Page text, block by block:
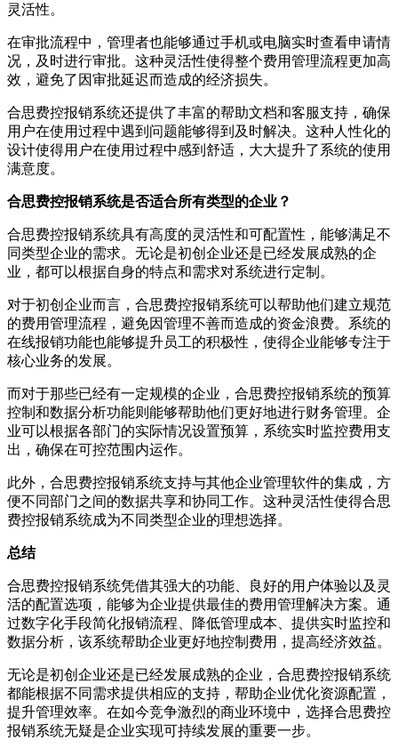
灵活性。
在审批流程中，管理者也能够通过手机或电脑实时查看申请情
况，及时进行审批。这种灵活性使得整个费用管理流程更加高
效，避免了因审批延迟而造成的经济损失。
合思费控报销系统还提供了丰富的帮助文档和客服支持，确保
用户在使用过程中遇到问题能够得到及时解决。这种人性化的
设计使得用户在使用过程中感到舒适，大大提升了系统的使用
满意度。
合思费控报销系统是否适合所有类型的企业？
合思费控报销系统具有高度的灵活性和可配置性，能够满足不
同类型企业的需求。无论是初创企业还是已经发展成熟的企
业，都可以根据自身的特点和需求对系统进行定制。
对于初创企业而言，合思费控报销系统可以帮助他们建立规范
的费用管理流程，避免因管理不善而造成的资金浪费。系统的
在线报销功能也能够提升员工的积极性，使得企业能够专注于
核心业务的发展。
而对于那些已经有一定规模的企业，合思费控报销系统的预算
控制和数据分析功能则能够帮助他们更好地进行财务管理。企
业可以根据各部门的实际情况设置预算，系统实时监控费用支
出，确保在可控范围内运作。
此外，合思费控报销系统支持与其他企业管理软件的集成，方
便不同部门之间的数据共享和协同工作。这种灵活性使得合思
费控报销系统成为不同类型企业的理想选择。
总结
合思费控报销系统凭借其强大的功能、良好的用户体验以及灵
活的配置选项，能够为企业提供最佳的费用管理解决方案。通
过数字化手段简化报销流程、降低管理成本、提供实时监控和
数据分析，该系统帮助企业更好地控制费用，提高经济效益。
无论是初创企业还是已经发展成熟的企业，合思费控报销系统
都能根据不同需求提供相应的支持，帮助企业优化资源配置，
提升管理效率。在如今竞争激烈的商业环境中，选择合思费控
报销系统无疑是企业实现可持续发展的重要一步。